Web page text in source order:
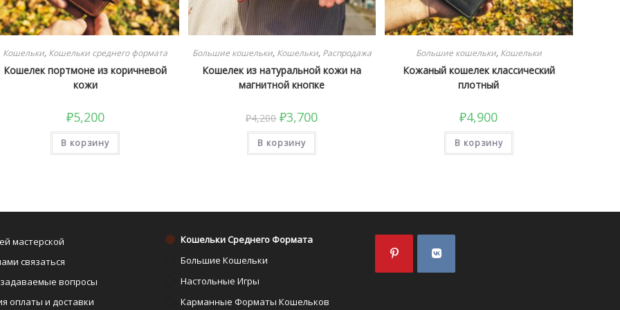
Кошельки, Кошельки среднего формата
Кошелек портмоне из коричневой
кожи
₽5,200
В корзину
Большие кошельки, Кошельки, Распродажа
Кошелек из натуральной кожи на
магнитной кнопке
₽4,200 Первоначальная
цена
составляла
₽4,200.
₽3,700Текущая
цена:
В корзину
Большие кошельки, Кошельки
Кожаный кошелек классический
плотный
₽4,900
В корзину
мастерской
в
связаться
в
вопросы
оплаты и доставки
Кошельки Среднего Формата
Большие Кошельки
Настольные Игры
Карманные Форматы Кошельков